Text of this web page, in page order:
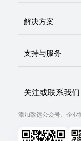
解决方案
支持与服务
关注或联系我们
添加致远公众号、企业